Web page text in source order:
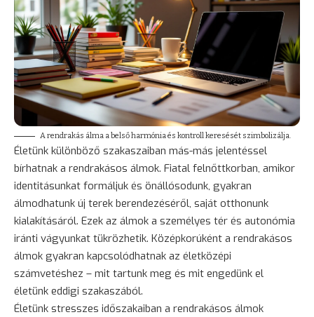
A rendrakás álma a belső harmónia és kontroll keresését szimbolizálja.
Életünk különböző szakaszaiban más-más jelentéssel
bírhatnak a rendrakásos álmok. Fiatal felnőttkorban, amikor
identitásunkat formáljuk és önállósodunk, gyakran
álmodhatunk új terek berendezéséről, saját otthonunk
kialakításáról. Ezek az álmok a személyes tér és autonómia
iránti vágyunkat tükrözhetik. Középkorúként a rendrakásos
álmok gyakran kapcsolódhatnak az életközépi
számvetéshez – mit tartunk meg és mit engedünk el
életünk eddigi szakaszából.
Életünk stresszes időszakaiban a rendrakásos álmok